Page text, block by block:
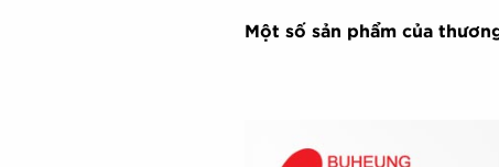
Một số sản phẩm của